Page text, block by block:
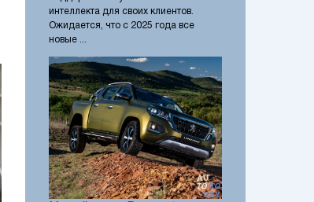
интеллекта для своих клиентов.
Ожидается, что с 2025 года все
новые ...